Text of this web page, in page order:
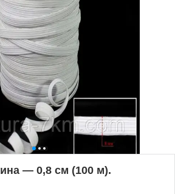
— 0,8 см (100 м).